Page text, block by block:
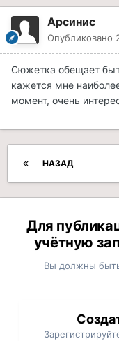
Арсинис
Опубликовано
Сюжетка обещает
кажется мне
момент, очень
НАЗАД
Для
учётную
Вы должны быть